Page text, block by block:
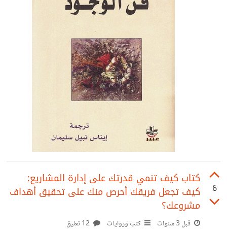
6
كتاب كيف تنمي قدرتك على إدارة المشاريع:
كيف تجعل فريقك أحرص منك على تحقيق أهداف
مشروعك؟
قبل 3 سنوات كتب وروايات